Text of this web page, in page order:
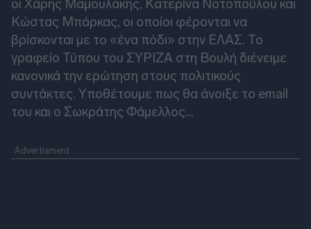
οι Χάρης Μαμουλάκης, Κατερίνα Νοτοπούλου και
Κώστας Μπάρκας, οι οποίοι φέρονται να
βρίσκονται με το «ένα πόδι» στην ΕΛΑΣ. Το
γραφείο Τύπου του ΣΥΡΙΖΑ στη Βουλή διένειμε
κανονικά την ερώτηση στους πολιτικούς
συντάκτες. Υποθέτουμε πως θα άνοιξε το email
του και ο Σωκράτης Φάμελλος...